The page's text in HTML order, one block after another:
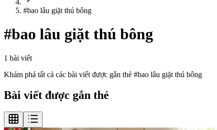
#bao lâu giặt thú bông
#bao lâu giặt thú bông
1 bài viết
Khám phá tất cả các bài viết được gắn thẻ #bao lâu giặt thú bông
Bài viết được gắn thẻ